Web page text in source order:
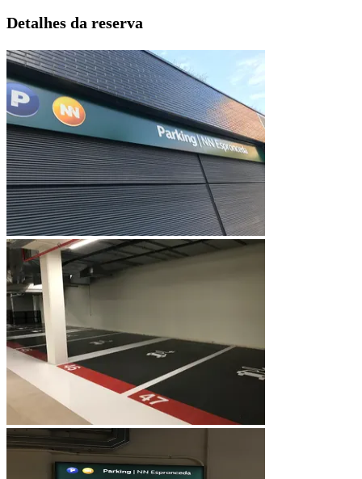
Detalhes da reserva